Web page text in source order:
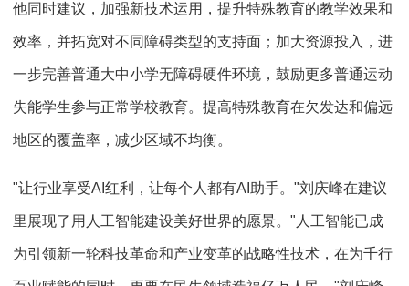
他同时建议，加强新技术运用，提升特殊教育的教学效果和
效率，并拓宽对不同障碍类型的支持面；加大资源投入，进
一步完善普通大中小学无障碍硬件环境，鼓励更多普通运动
失能学生参与正常学校教育。提高特殊教育在欠发达和偏远
地区的覆盖率，减少区域不均衡。
"让行业享受AI红利，让每个人都有AI助手。"刘庆峰在建议
里展现了用人工智能建设美好世界的愿景。"人工智能已成
为引领新一轮科技革命和产业变革的战略性技术，在为千行